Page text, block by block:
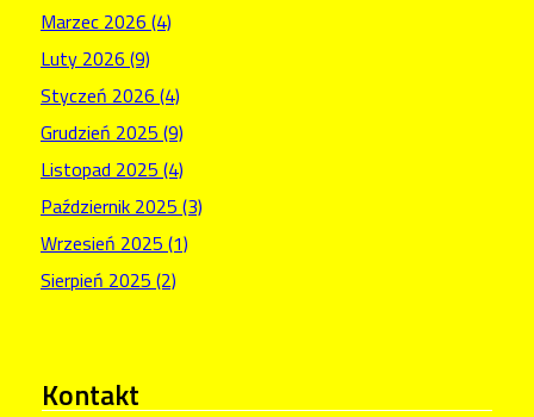
Marzec 2026 (4)
Luty 2026 (9)
Styczeń 2026 (4)
Grudzień 2025 (9)
Listopad 2025 (4)
Październik 2025 (3)
Wrzesień 2025 (1)
Sierpień 2025 (2)
Kontakt